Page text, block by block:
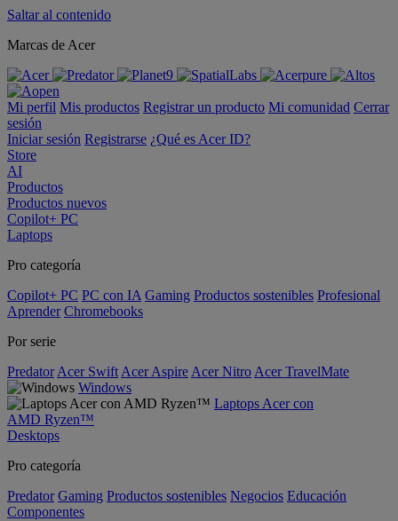
Saltar al contenido
Marcas de Acer
Mi perfil Mis productos Registrar un producto Mi comunidad Cerrar
sesión
Iniciar sesión Registrarse ¿Qué es Acer ID?
Store
AI
Productos
Productos nuevos
Copilot+ PC
Laptops
Pro categoría
Copilot+ PC PC con IA Gaming Productos sostenibles Profesional
Aprender Chromebooks
Por serie
Predator Acer Swift Acer Aspire Acer Nitro Acer TravelMate
Windows
Laptops Acer con
AMD Ryzen™
Desktops
Pro categoría
Predator Gaming Productos sostenibles Negocios Educación
Componentes